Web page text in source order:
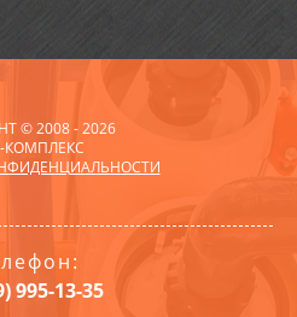
© 2008 - 2026
КОМПЛЕКС
995-13-35